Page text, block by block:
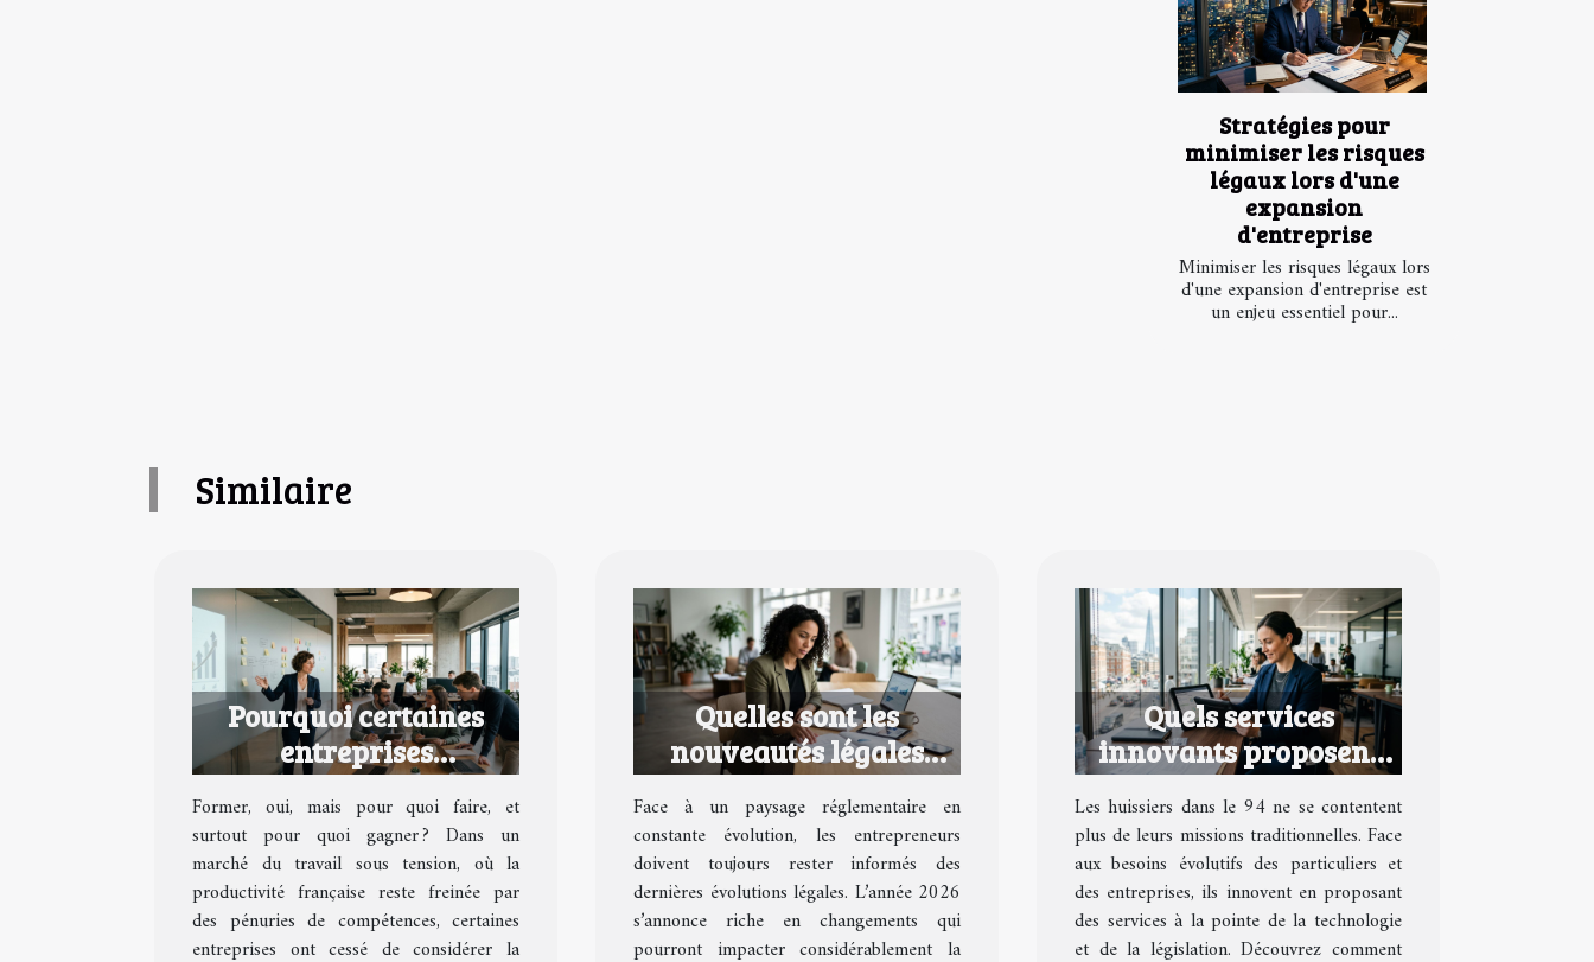
Stratégies pour
minimiser les risques
légaux lors d'une
expansion
d'entreprise
Minimiser les risques légaux lors
d'une expansion d'entreprise est
un enjeu essentiel pour...
Similaire
Pourquoi certaines
entreprises
transforment la
formation en avantage
concurrentiel
Former, oui, mais pour quoi faire, et
surtout pour quoi gagner ? Dans un
marché du travail sous tension, où la
productivité française reste freinée par
des pénuries de compétences, certaines
entreprises ont cessé de considérer la
Quelles sont les
nouveautés légales
pour les entrepreneurs
en 2026 ?
Face à un paysage réglementaire en
constante évolution, les entrepreneurs
doivent toujours rester informés des
dernières évolutions légales. L’année 2026
s’annonce riche en changements qui
pourront impacter considérablement la
Quels services
innovants proposent
les huissiers dans le 94
?
Les huissiers dans le 94 ne se contentent
plus de leurs missions traditionnelles. Face
aux besoins évolutifs des particuliers et
des entreprises, ils innovent en proposant
des services à la pointe de la technologie
et de la législation. Découvrez comment